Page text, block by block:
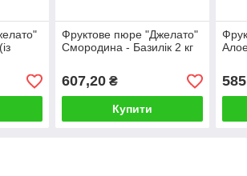
Фруктове пюре "Джелато"
Смородина - Базилік 2 кг
607,20₴
Купити